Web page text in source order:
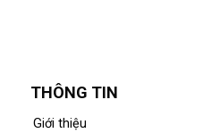
THÔNG TIN
Giới thiệu